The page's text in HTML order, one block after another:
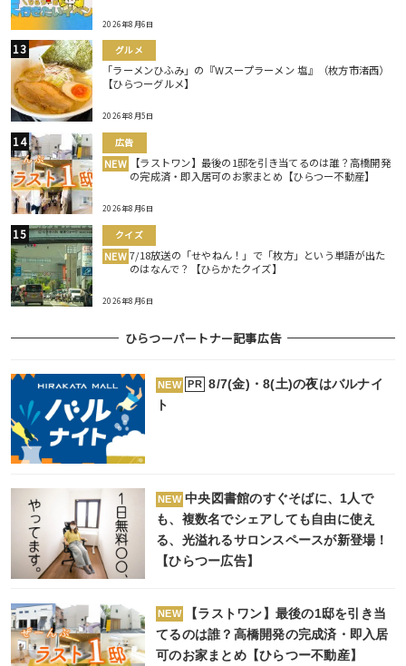
2026年8月6日
グルメ
「ラーメンひふみ」の『Wスープラーメン 塩』（枚方市渚西）
【ひらつーグルメ】
2026年8月5日
広告
NEW
【ラストワン】最後の1邸を引き当てるのは誰？高橋開発
の完成済・即入居可のお家まとめ【ひらつー不動産】
2026年8月6日
クイズ
NEW 7/18放送の「せやねん！」で「枚方」という単語が出た
のはなんで？【ひらかたクイズ】
2026年8月6日
ひらつーパートナー記事広告
NEW PR
8/7(金)・8(土)の夜はバルナイ
ト
NEW 中央図書館のすぐそばに、1人で
も、複数名でシェアしても自由に使え
る、光溢れるサロンスペースが新登場！
【ひらつー広告】
NEW
【ラストワン】最後の1邸を引き当
てるのは誰？高橋開発の完成済・即入居
可のお家まとめ【ひらつー不動産】